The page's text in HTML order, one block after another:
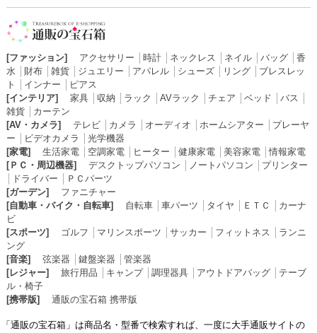
[ファッション] アクセサリー 時計│ ネックレス ネイル│ バッグ│ 香
水
財布│ 雑貨│ ジュエリー アパレル│ シューズ│ リング│ ブレスレッ
ト
インナー
ピアス
[インテリア]
家具│ 収納 ラック AVラック チェア ベッド バス
雑貨│ カーテン
[AV・カメラ]
テレビ│ カメラ オーディオ ホームシアター
プレーヤ
ー
ビデオカメラ
光学機器
[家電]
生活家電│ 空調家電│ ヒーター 健康家電│ 美容家電│情報家電
[ＰＣ・周辺機器]
デスクトップパソコン ノートパソコン
プリンター
ドライバー
ＰＣパーツ
[ガーデン]
ファニチャー
[自動車・バイク・自転車]
自転車│ 車パーツ タイヤ ＥＴＣ
カーナ
ビ
[スポーツ]
ゴルフ マリンスポーツ サッカー フィットネス
ランニ
ング
[音楽]
弦楽器 鍵盤楽器
管楽器
[レジャー]
旅行用品 キャンプ│ 調理器具│ アウトドアバッグ│ テーブ
ル・椅子
[携帯版]
通販の宝石箱 携帯版
「通販の宝石箱」は商品名・型番で検索すれば、一度に大手通販サイトの